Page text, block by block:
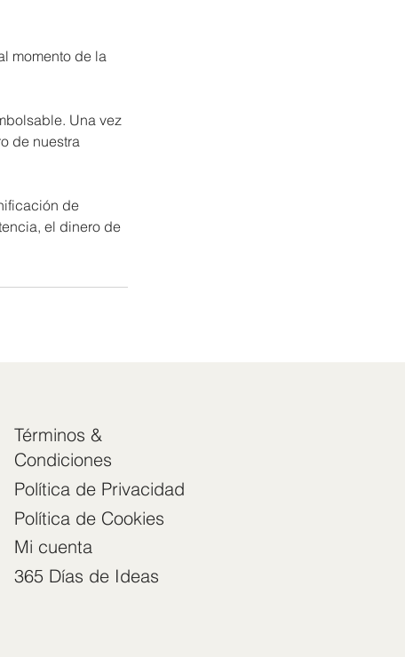
momento de la
Una vez
de nuestra
de
el dinero de
Términos &
Condiciones
Política de Privacidad
Política de Cookies
Mi cuenta
365 Días de Ideas